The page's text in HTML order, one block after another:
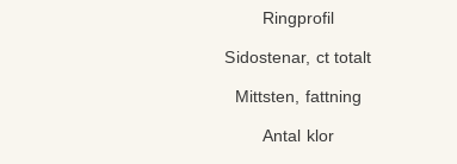
Ringprofil
Sidostenar, ct totalt
Mittsten, fattning
Antal klor